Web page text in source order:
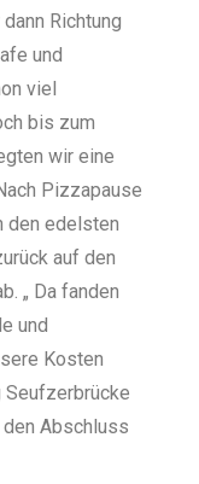
Richtung
und
viel
bis zum
wir eine
Pizzapause
den edelsten
auf den
„ Da fanden
und
Kosten
Seufzerbrücke
Abschluss